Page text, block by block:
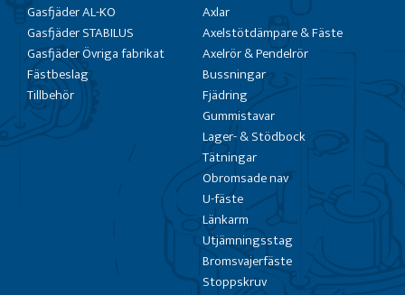
Gasfjäder AL-KO
Gasfjäder STABILUS
Gasfjäder Övriga fabrikat
Fästbeslag
Tillbehör
Axlar
Axelstötdämpare & Fäste
Axelrör & Pendelrör
Bussningar
Fjädring
Gummistavar
Lager- & Stödbock
Tätningar
Obromsade nav
U-fäste
Länkarm
Utjämningsstag
Bromsvajerfäste
Stoppskruv